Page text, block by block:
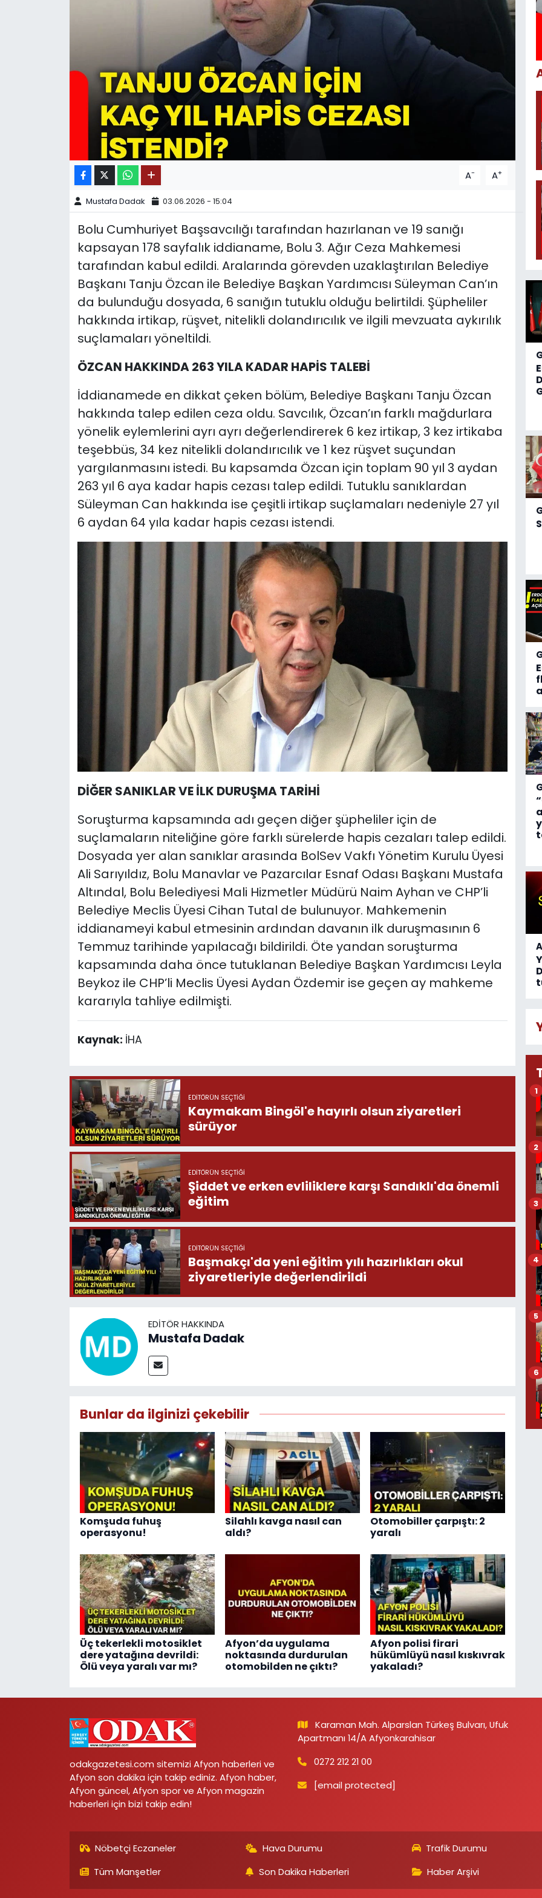
A- A+
Mustafa Dadak 03.06.2026 - 15:04
Bolu Cumhuriyet Başsavcılığı tarafından hazırlanan ve 19 sanığı
kapsayan 178 sayfalık iddianame, Bolu 3. Ağır Ceza Mahkemesi
tarafından kabul edildi. Aralarında görevden uzaklaştırılan Belediye
Başkanı Tanju Özcan ile Belediye Başkan Yardımcısı Süleyman Can’ın
da bulunduğu dosyada, 6 sanığın tutuklu olduğu belirtildi. Şüpheliler
hakkında irtikap, rüşvet, nitelikli dolandırıcılık ve ilgili mevzuata aykırılık
suçlamaları yöneltildi.
ÖZCAN HAKKINDA 263 YILA KADAR HAPİS TALEBİ
İddianamede en dikkat çeken bölüm, Belediye Başkanı Tanju Özcan
hakkında talep edilen ceza oldu. Savcılık, Özcan’ın farklı mağdurlara
yönelik eylemlerini ayrı ayrı değerlendirerek 6 kez irtikap, 3 kez irtikaba
teşebbüs, 34 kez nitelikli dolandırıcılık ve 1 kez rüşvet suçundan
yargılanmasını istedi. Bu kapsamda Özcan için toplam 90 yıl 3 aydan
263 yıl 6 aya kadar hapis cezası talep edildi. Tutuklu sanıklardan
Süleyman Can hakkında ise çeşitli irtikap suçlamaları nedeniyle 27 yıl
6 aydan 64 yıla kadar hapis cezası istendi.
DİĞER SANIKLAR VE İLK DURUŞMA TARİHİ
Soruşturma kapsamında adı geçen diğer şüpheliler için de
suçlamaların niteliğine göre farklı sürelerde hapis cezaları talep edildi.
Dosyada yer alan sanıklar arasında BolSev Vakfı Yönetim Kurulu Üyesi
Ali Sarıyıldız, Bolu Manavlar ve Pazarcılar Esnaf Odası Başkanı Mustafa
Altındal, Bolu Belediyesi Mali Hizmetler Müdürü Naim Ayhan ve CHP’li
Belediye Meclis Üyesi Cihan Tutal de bulunuyor. Mahkemenin
iddianameyi kabul etmesinin ardından davanın ilk duruşmasının 6
Temmuz tarihinde yapılacağı bildirildi. Öte yandan soruşturma
kapsamında daha önce tutuklanan Belediye Başkan Yardımcısı Leyla
Beykoz ile CHP’li Meclis Üyesi Aydan Özdemir ise geçen ay mahkeme
kararıyla tahliye edilmişti.
Kaynak: İHA
EDITÖRÜN SEÇTIĞI
Kaymakam Bingöl'e hayırlı olsun ziyaretleri
sürüyor
EDITÖRÜN SEÇTIĞI
Şiddet ve erken evliliklere karşı Sandıklı'da önemli
eğitim
EDITÖRÜN SEÇTIĞI
Başmakçı'da yeni eğitim yılı hazırlıkları okul
ziyaretleriyle değerlendirildi
EDITÖR HAKKINDA
Mustafa Dadak
Bunlar da ilginizi çekebilir
Komşuda fuhuş
operasyonu!
Silahlı kavga nasıl can
aldı?
Otomobiller çarpıştı: 2
yaralı
Üç tekerlekli motosiklet
dere yatağına devrildi:
Ölü veya yaralı var mı?
Afyon’da uygulama
noktasında durdurulan
otomobilden ne çıktı?
Afyon polisi firari
hükümlüyü nasıl kıskıvrak
yakaladı?
1
2
3
4
5
6
odakgazetesi.com sitemizi Afyon haberleri ve
Afyon son dakika için takip ediniz. Afyon haber,
Afyon güncel, Afyon spor ve Afyon magazin
haberleri için bizi takip edin!
Karaman Mah. Alparslan Türkeş Bulvarı, Ufuk
Apartmanı 14/A Afyonkarahisar
0272 212 21 00
[email protected]
Nöbetçi Eczaneler Hava Durumu Trafik Durumu
Tüm Manşetler
Son Dakika Haberleri Haber Arşivi